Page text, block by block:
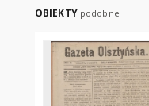
OBIEKTY podobne